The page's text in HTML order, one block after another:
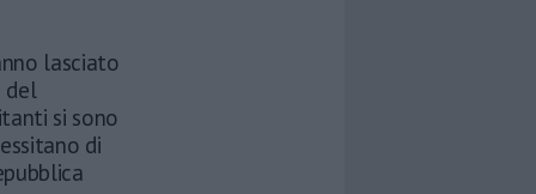
lasciato
del
si sono
di